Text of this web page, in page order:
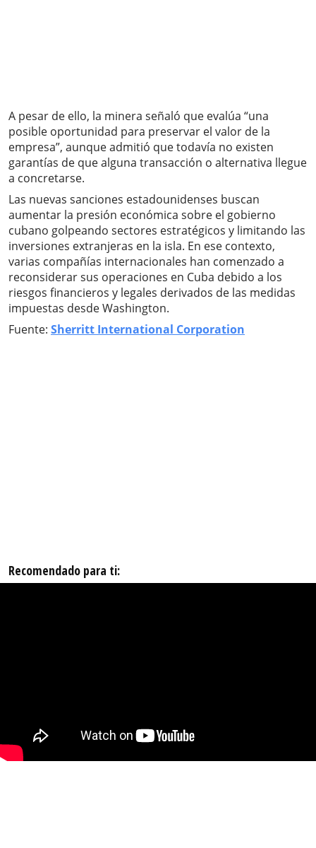
A pesar de ello, la minera señaló que evalúa “una
posible oportunidad para preservar el valor de la
empresa”, aunque admitió que todavía no existen
garantías de que alguna transacción o alternativa llegue
a concretarse.
Las nuevas sanciones estadounidenses buscan
aumentar la presión económica sobre el gobierno
cubano golpeando sectores estratégicos y limitando las
inversiones extranjeras en la isla. En ese contexto,
varias compañías internacionales han comenzado a
reconsiderar sus operaciones en Cuba debido a los
riesgos financieros y legales derivados de las medidas
impuestas desde Washington.
Fuente: Sherritt International Corporation
Recomendado para ti: